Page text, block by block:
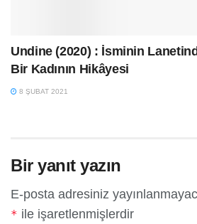
Undine (2020) : İsminin
Bir Kadının Hikâyesi
8 ŞUBAT 2021
Bir yanıt yazın
E-posta adresiniz
* ile işaretlenmişlerdir